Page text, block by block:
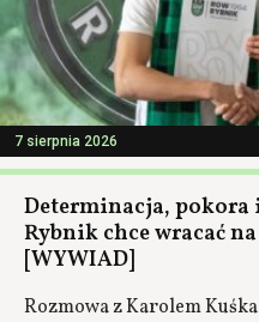
7 sierpnia 2026
Determinacja, pokora
Rybnik chce wracać
[WYWIAD]
Rozmowa z Karolem